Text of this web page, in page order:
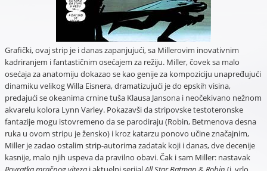
Grafički, ovaj strip je i danas zapanjujući, sa Millerovim inovativnim
kadriranjem i fantastičnim osećajem za režiju. Miller, čovek sa malo
osećaja za anatomiju dokazao se kao genije za kompoziciju unapređujući
dinamiku velikog Willa Eisnera, dramatizujući je do epskih visina,
predajući se okeanima crnine tuša Klausa Jansona i neočekivano nežnom
akvarelu kolora Lynn Varley. Pokazavši da stripovske testoteronske
fantazije mogu istovremeno da se parodiraju (Robin, Betmenova desna
ruka u ovom stripu je žensko) i kroz katarzu ponovo učine značajnim,
Miller je zadao ostalim strip-autorima zadatak koji i danas, dve decenije
kasnije, malo njih uspeva da pravilno obavi. Čak i sam Miller: nastavak